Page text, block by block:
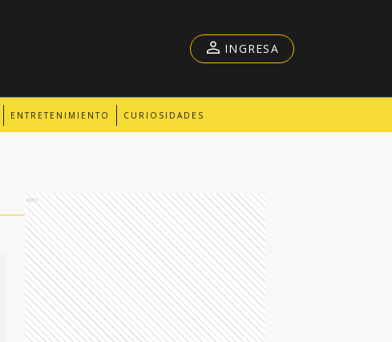
ENTRETENIMIENTO CURIOSIDADES
INGRESA
Ads